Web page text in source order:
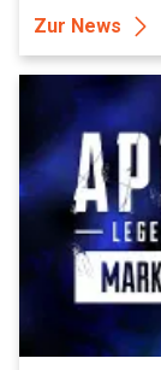
Zur News